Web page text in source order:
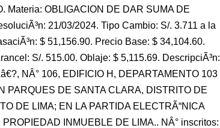
Materia: OBLIGACION DE DAR SUMA DE
21/03/2024. Tipo Cambio: S/. 3.711 a la
$ 51,156.90. Precio Base: $ 34,104.60.
S/. 515.00. Oblaje: $ 5,115.69. DescripciÃ³n:
NÂ° 106, EDIFICIO H, DEPARTAMENTO 103
PARQUES DE SANTA CLARA, DISTRITO DE
DE LIMA; EN LA PARTIDA ELECTRÃ“NICA
INMUEBLE DE LIMA.. NÂ° inscritos: